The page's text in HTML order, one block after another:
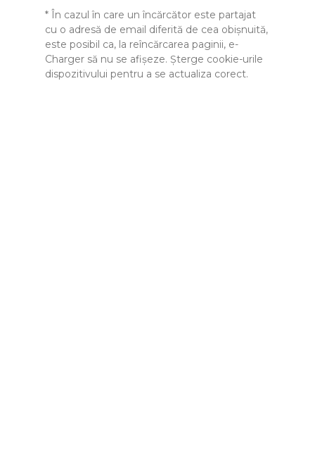
* În cazul în care un încărcător este partajat
cu o adresă de email diferită de cea obișnuită,
este posibil ca, la reîncărcarea paginii, e-
Charger să nu se afișeze. Șterge cookie-urile
dispozitivului pentru a se actualiza corect.